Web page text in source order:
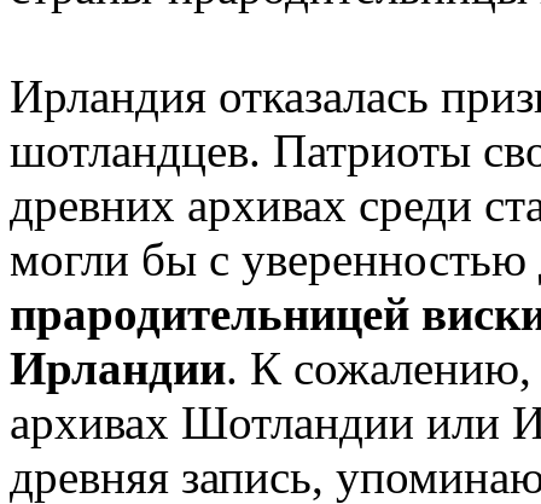
Ирландия отказалась
шотландцев. Патриоты
древних архивах среди
могли бы с уверенностью
прародительницей
Ирландии. К сожалению,
архивах Шотландии или
древняя запись,